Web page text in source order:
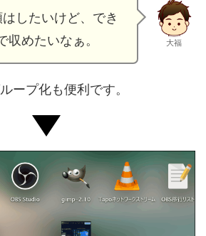
したいけど、でき
収めたいなぁ。
大福
ープ化も便利です。